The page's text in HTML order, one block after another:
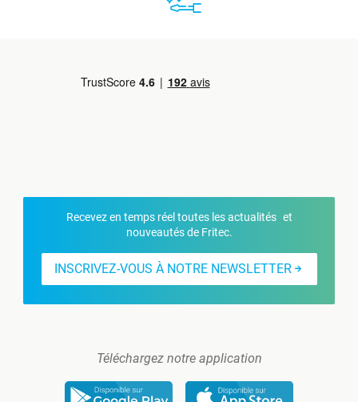
Recevez en temps réel toutes les actualités et
nouveautés de Fritec.
INSCRIVEZ-VOUS À NOTRE NEWSLETTER
Téléchargez notre application